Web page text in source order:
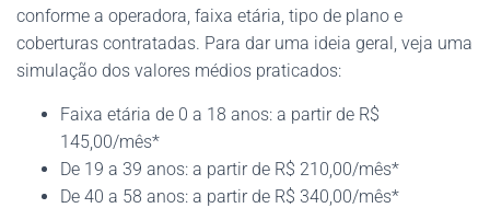
conforme a operadora, faixa etária, tipo de plano e
coberturas contratadas. Para dar uma ideia geral, veja uma
simulação dos valores médios praticados:
Faixa etária de 0 a 18 anos: a partir de R$
145,00/mês*
De 19 a 39 anos: a partir de R$ 210,00/mês*
De 40 a 58 anos: a partir de R$ 340,00/mês*